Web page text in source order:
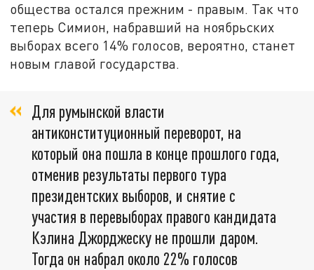
общества остался прежним - правым. Так что
теперь Симион, набравший на ноябрьских
выборах всего 14% голосов, вероятно, станет
новым главой государства.
Для румынской власти
антиконституционный переворот, на
который она пошла в конце прошлого года,
отменив результаты первого тура
президентских выборов, и снятие с
участия в перевыборах правого кандидата
Кэлина Джорджеску не прошли даром.
Тогда он набрал около 22% голосов